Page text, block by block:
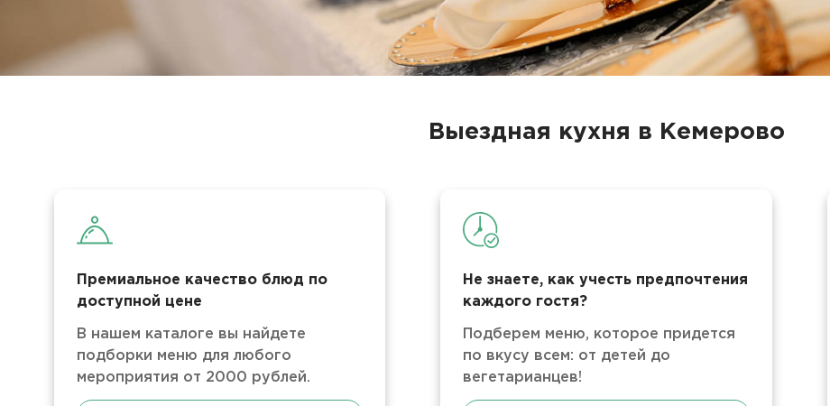
Выездная кухня в Кемерово
Премиальное качество блюд по
доступной цене
В нашем каталоге вы найдете
подборки меню для любого
мероприятия от 2000 рублей.
Не знаете, как учесть предпочтения
каждого гостя?
Подберем меню, которое придется
по вкусу всем: от детей до
вегетарианцев!